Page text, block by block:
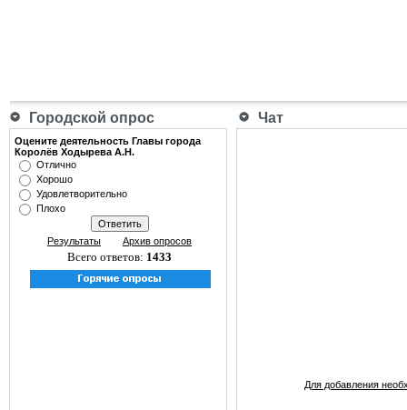
Городской опрос Чат
Оцените деятельность Главы города
Королёв Ходырева А.Н.
Отлично
Хорошо
Удовлетворительно
Плохо
Результаты Архив опросов
Всего ответов: 1433
Для добавления